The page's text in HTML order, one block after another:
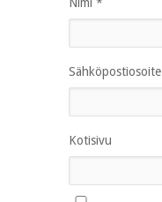
Sähköpostiosoite
Kotisivu